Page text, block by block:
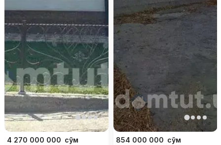
4 270 000 000 сўм 854 000 000 сўм